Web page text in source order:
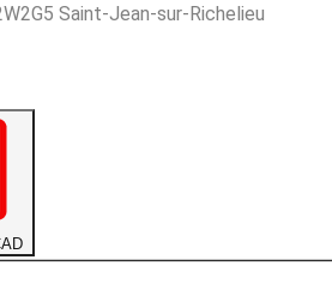
Saint-Jean-sur-Richelieu